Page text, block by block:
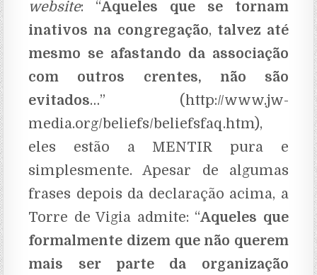
website: “Aqueles que se tornam
inativos na congregação, talvez até
mesmo se afastando da associação
com outros crentes, não são
evitados…” (http://www.jw-
media.org/beliefs/beliefsfaq.htm),
eles estão a MENTIR pura e
simplesmente. Apesar de algumas
frases depois da declaração acima, a
Torre de Vigia admite: “Aqueles que
formalmente dizem que não querem
mais ser parte da organização